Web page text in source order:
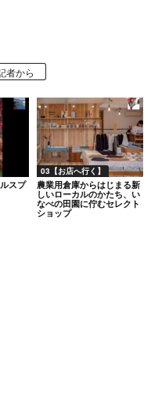
者から
スプ
03【お店へ行く】
農業用倉庫からはじまる新
しいローカルのかたち、い
なべの田園に佇むセレクト
ショップ